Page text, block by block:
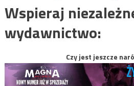
Wspieraj
wydawnictwo:
Czy jest jeszcze